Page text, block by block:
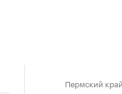
Пермский край